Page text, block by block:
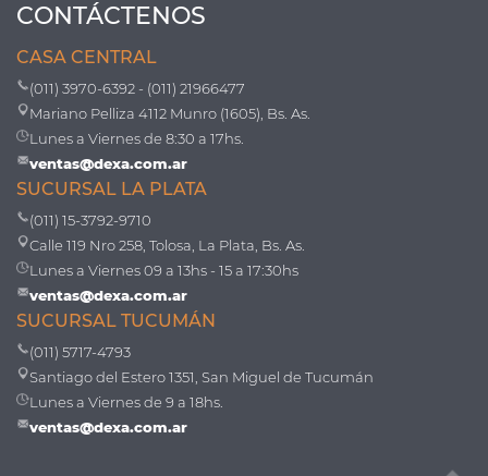
CONTÁCTENOS
CASA CENTRAL
(011) 3970-6392 - (011) 21966477
Mariano Pelliza 4112 Munro (1605), Bs. As.
Lunes a Viernes de 8:30 a 17hs.
ventas@dexa.com.ar
SUCURSAL LA PLATA
(011) 15-3792-9710
Calle 119 Nro 258, Tolosa, La Plata, Bs. As.
Lunes a Viernes 09 a 13hs - 15 a 17:30hs
ventas@dexa.com.ar
SUCURSAL TUCUMÁN
(011) 5717-4793
Santiago del Estero 1351, San Miguel de Tucumán
Lunes a Viernes de 9 a 18hs.
ventas@dexa.com.ar